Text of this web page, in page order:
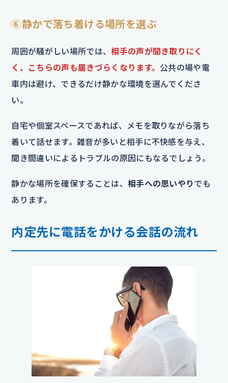
⑥静かで落ち着ける場所を選ぶ
周囲が騒がしい場所では、相手の声が聞き取りにく
く、こちらの声も届きづらくなります。 公共の場や電
車内は避け、できるだけ静かな環境を選んでくださ
い。
自宅や個室スペースであれば、メモを取りながら落ち
着いて話せます。雑音が多いと相手に不快感を与え、
聞き間違いによるトラブルの原因にもなるでしょう。
静かな場所を確保することは、 相手への思いやり でも
あります。
内定先に電話をかける会話の流れ